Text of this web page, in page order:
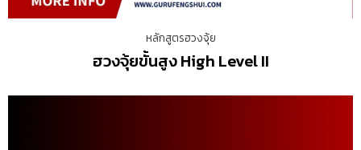
หลักสูตรฮวงจุ้ย
ฮวงจุ้ยขั้นสูง High Level II